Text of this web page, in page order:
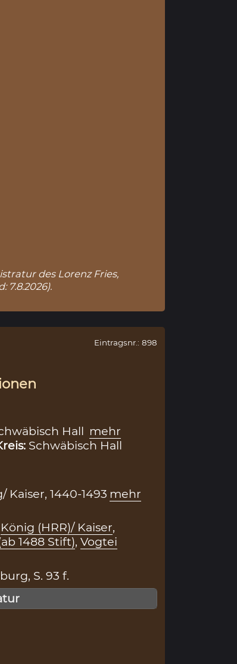
des Lorenz Fries,
7.8.2026).
Eintragsnr.: 898
Hall mehr
Schwäbisch Hall
Kaiser, 1440-1493 mehr
König (HRR)/ Kaiser,
1488 Stift), Vogtei
S. 93 f.